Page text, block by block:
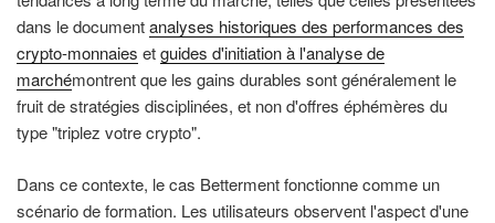
dans le documentanalyses historiques des performances des
crypto-monnaies etguides d'initiation à l'analyse de
marchémontrent que les gains durables sont généralement le
fruit de stratégies disciplinées, et non d'offres éphémères du
type "triplez votre crypto".
Dans ce contexte, le cas Betterment fonctionne comme un
scénario de formation. Les utilisateurs observent l'aspect d'une